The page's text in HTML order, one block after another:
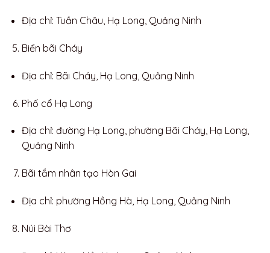
Địa chỉ: Tuần Châu, Hạ Long, Quảng Ninh
Biển bãi Cháy
Địa chỉ: Bãi Cháy, Hạ Long, Quảng Ninh
Phố cổ Hạ Long
Địa chỉ: đường Hạ Long, phường Bãi Cháy, Hạ Long,
Quảng Ninh
Bãi tắm nhân tạo Hòn Gai
Địa chỉ: phường Hồng Hà, Hạ Long, Quảng Ninh
Núi Bài Thơ